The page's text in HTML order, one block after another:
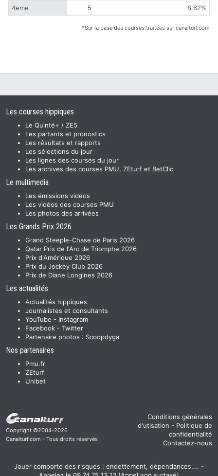
4eme
5 8.62%
*Sur la base des courses traitées sur canalturf.com
Les courses hippiques
Le Quinté+ / ZE5
Les partants et pronostics
Les résultats et rapports
Les sélections du jour
Les lignes des courses du jour
Les archives des courses PMU, ZEturf et BetClic
Le multimedia
Les émissions vidéos
Les vidéos des courses PMU
Les photos des arrivées
Les Grands Prix 2026
Grand Steeple-Chase de Paris 2026
Qatar Prix de l'Arc de Triomphe 2026
Prix d'Amérique 2026
Prix du Jockey Club 2026
Prix de Diane Longines 2026
Les actualités
Actualités hippiques
Journalistes et consultants
YouTube - Instagram
Facebook - Twitter
Partenaire photos : Scoopdyga
Nos partenaires
Pmu.fr
ZEturf
Unibet
Copyright ©2004-2026
Canalturf.com - Tous droits réservés
Conditions générales
d'utisation - Politique de
confidentialité
Contactez-nous
Jouer comporte des risques : endettement, dépendances,... -